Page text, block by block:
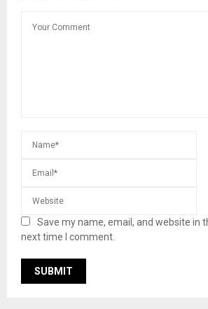
Save my name, email, and website in
next time I comment.